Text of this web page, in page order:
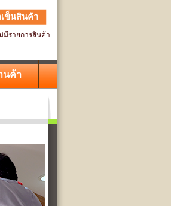
เข็นสินค้า
มีรายการสินค้า
นค้า